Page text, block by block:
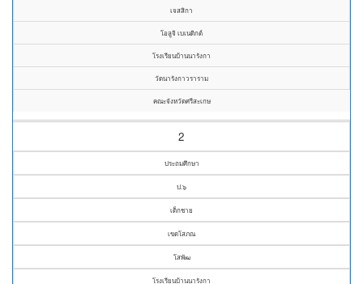
เจสสิกา
โอลูจิ เบเนดิกต์
โรงเรียนบ้านนารังกา
วัดนารังกาวราราม
คณะจังหวัดศรีสะเกษ
2
ประถมศึกษา
ป.๖
เด็กชาย
เขตโสภณ
โสพัฒ
โรงเรียนบ้านนารังกา